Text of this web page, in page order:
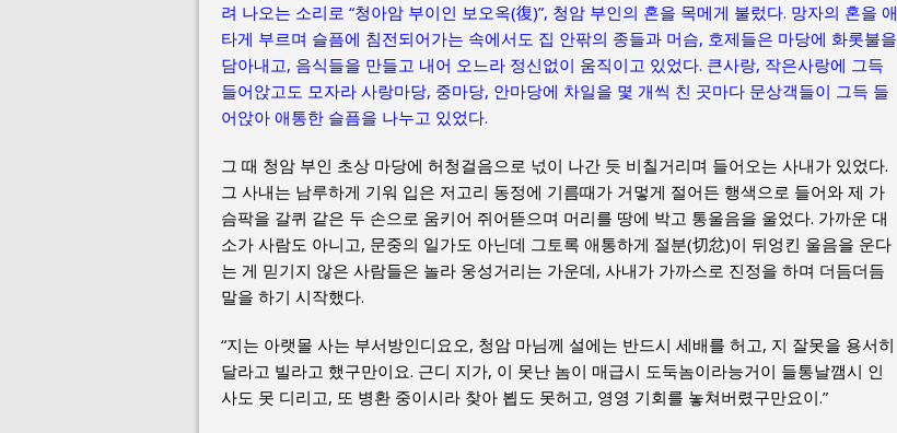
려 나오는 소리로 “청아암 부이인 보오옥(復)”, 청암 부인의 혼을 목메게 불렀다. 망자의 혼을 애
타게 부르며 슬픔에 침전되어가는 속에서도 집 안팎의 종들과 머슴, 호제들은 마당에 화롯불을
담아내고, 음식들을 만들고 내어 오느라 정신없이 움직이고 있었다. 큰사랑, 작은사랑에 그득
들어앉고도 모자라 사랑마당, 중마당, 안마당에 차일을 몇 개씩 친 곳마다 문상객들이 그득 들
어앉아 애통한 슬픔을 나누고 있었다.
그 때 청암 부인 초상 마당에 허청걸음으로 넋이 나간 듯 비칠거리며 들어오는 사내가 있었다.
그 사내는 남루하게 기워 입은 저고리 동정에 기름때가 거멓게 절어든 행색으로 들어와 제 가
슴팍을 갈퀴 같은 두 손으로 움키어 쥐어뜯으며 머리를 땅에 박고 통울음을 울었다. 가까운 대
소가 사람도 아니고, 문중의 일가도 아닌데 그토록 애통하게 절분(切忿)이 뒤엉킨 울음을 운다
는 게 믿기지 않은 사람들은 놀라 웅성거리는 가운데, 사내가 가까스로 진정을 하며 더듬더듬
말을 하기 시작했다.
“지는 아랫몰 사는 부서방인디요오, 청암 마님께 설에는 반드시 세배를 허고, 지 잘못을 용서히
달라고 빌라고 했구만이요. 근디 지가, 이 못난 놈이 매급시 도둑놈이라능거이 들통날깸시 인
사도 못 디리고, 또 병환 중이시라 찾아 뵙도 못허고, 영영 기회를 놓쳐버렸구만요이.”